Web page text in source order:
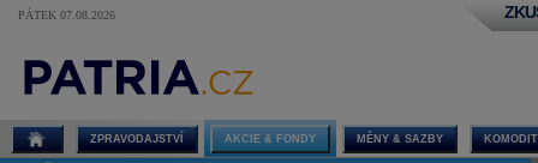
PÁTEK 07.08.2026
Vanda Pharma
ZPRAVODAJSTVÍ AKCIE & FONDY MĚNY & SAZBY